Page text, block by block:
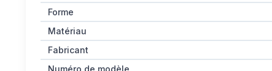
Forme
Matériau
Fabricant